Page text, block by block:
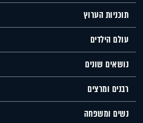
תוכניות הערוץ
עולם הילדים
נושאים שונים
רבנים ומרצים
נשים ומשפחה